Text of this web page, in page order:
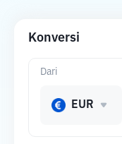
Konversi
Dari
EUR